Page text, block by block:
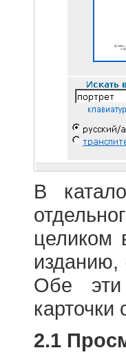
В
целиком
изданию,
Обе эти
карточки
2.1